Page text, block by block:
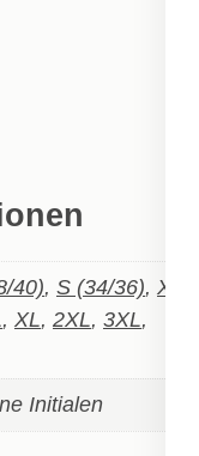
40), S (34/36), XL
, XL, 2XL, 3XL,
Initialen